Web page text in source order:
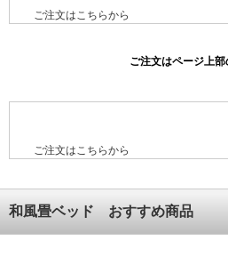
ご注文はこちらから
ご注文はこちらから
和風畳ベッド おすすめ商品